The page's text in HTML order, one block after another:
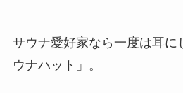
サウナ愛好家なら一度は耳に
ウナハット」。